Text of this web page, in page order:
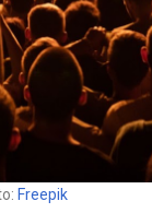
Freepik